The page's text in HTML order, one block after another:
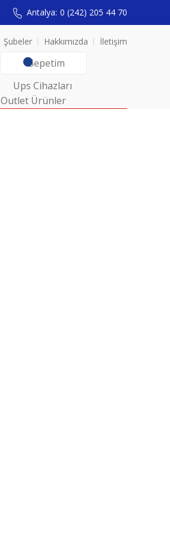
Antalya: 0 (242) 205 44 70
Şubeler Hakkımızda İletişim
Sepetim
Ups Cihazları
Outlet Ürünler